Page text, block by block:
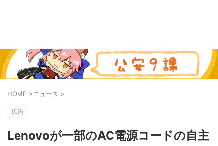
HOME >ニュース >
広告
Lenovoが一部のAC電源コードの自主